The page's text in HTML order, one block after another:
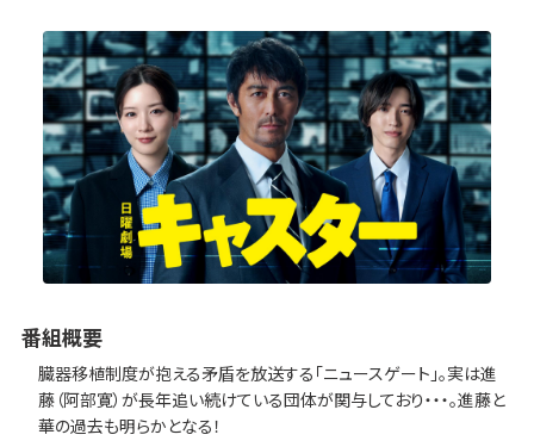
番組概要
臓器移植制度が抱える矛盾を放送する「ニュースゲート」。実は進
藤（阿部寛）が長年追い続けている団体が関与しており・・・。進藤と
華の過去も明らかとなる！